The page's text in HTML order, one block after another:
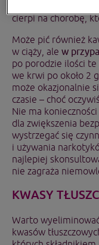
cierpi na chorobę,
Może pić również
w ciąży, ale w
po porodzie ilości te
we krwi po około 2
może okazjonalnie
czasie – choć
Nie ma
dla zwiększenia
wystrzegać się
i używania
najlepiej
nie zagraża
KWASY
Warto
kwasów